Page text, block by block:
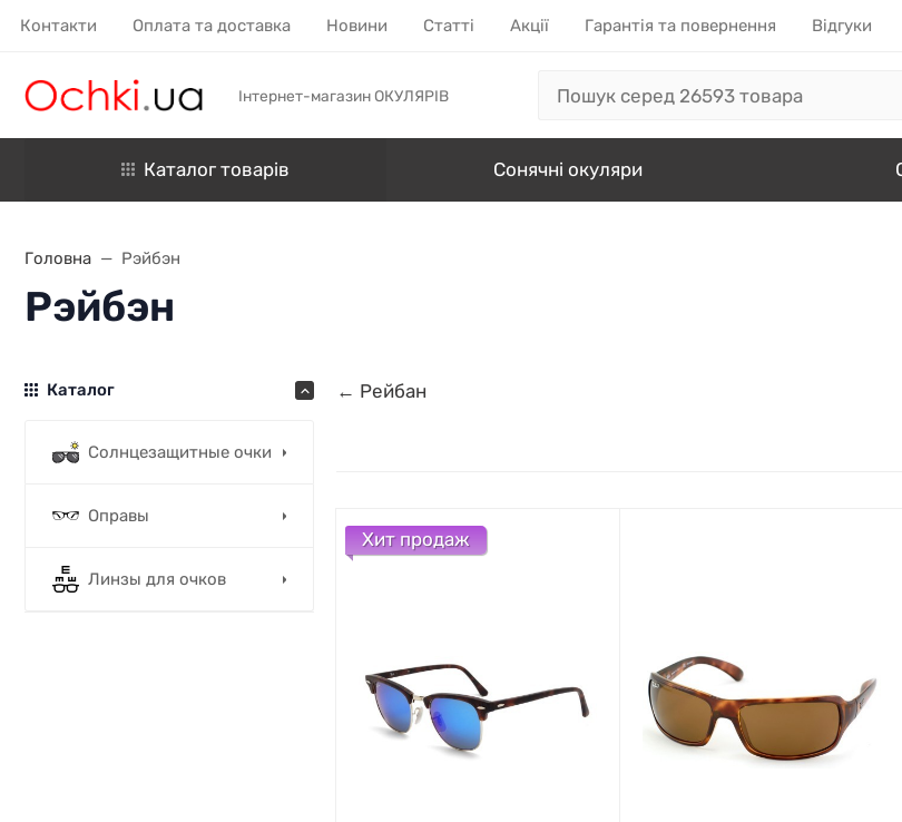
Контакти Оплата та доставка Новини Статті Акції Гарантія та повернення Відгуки
Інтернет-магазин ОКУЛЯРІВ
Каталог товарів Сонячні окуляри
Головна Рэйбэн
Рэйбэн
Каталог
Солнцезащитные очки
Оправы
Линзы для очков
← Рейбан
Хит продаж